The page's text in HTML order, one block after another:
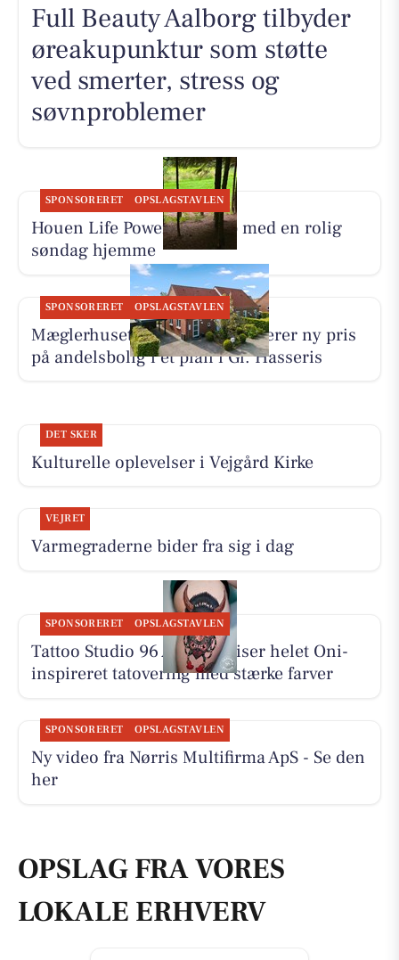
Full Beauty Aalborg tilbyder
øreakupunktur som støtte
ved smerter, stress og
søvnproblemer
SPONSORERET OPSLAGSTAVLEN
Houen Life Power lader op med en rolig
søndag hjemme
SPONSORERET OPSLAGSTAVLEN
Mæglerhuset Aalborg præsenterer ny pris
på andelsbolig i ét plan i Gl. Hasseris
DET SKER
Kulturelle oplevelser i Vejgård Kirke
VEJRET
Varmegraderne bider fra sig i dag
SPONSORERET OPSLAGSTAVLEN
Tattoo Studio 96 Aalborg viser helet Oni-
inspireret tatovering med stærke farver
SPONSORERET OPSLAGSTAVLEN
Ny video fra Nørris Multifirma ApS - Se den
her
OPSLAG FRA VORES
LOKALE ERHVERV